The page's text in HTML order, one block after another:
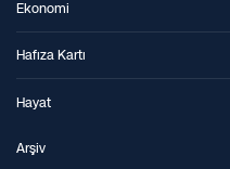
Ekonomi
Hafıza Kartı
Hayat
Arşiv